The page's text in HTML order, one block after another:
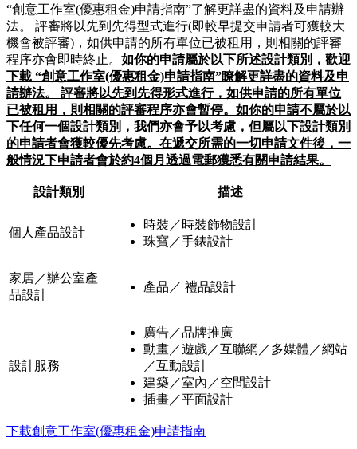
“創意工作室(優惠租金)申請指南”了解更詳盡的資料及申請辦
法。 評審將以先到先得型式進行(即較早提交申請者可獲較大
機會被評審)，如供申請的所有單位已被租用，則相關的評審
程序亦會即時終止。 如你的申請屬於以下所述設計類別，歡迎
下載 “創意工作室(優惠租金)申請指南”瞭解更詳盡的資料及申
請辦法。 評審將以先到先得形式進行，如供申請的所有單位
已被租用，則相關的評審程序亦會暫停。如你的申請不屬於以
下任何一個設計類別，我們亦會予以考慮，但屬以下設計類別
的申請者會獲較優先考慮。在遞交所需的一切申請文件後，一
般情況下申請者會於約4個月透過電郵獲悉有關申請結果。
設計類別 描述
個人產品設計
時裝／時裝飾物設計
珠寶／手錶設計
家居／辦公室產
品設計
產品／ 禮品設計
設計服務
廣告／品牌推廣
動畫／遊戲／互聯網／多媒體／網站
／互動設計
建築／室內／空間設計
插畫／平面設計
下載創意工作室(優惠租金)申請指南